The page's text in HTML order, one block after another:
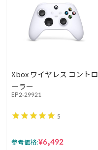
Xbox ワイヤレス コントロ
ーラー
EP2-29921
5
参考価格:¥6,492